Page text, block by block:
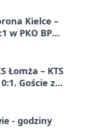
Kielce –
w PKO BP
Łomża – KTS
Goście z
1 (Grupa I)
- godziny